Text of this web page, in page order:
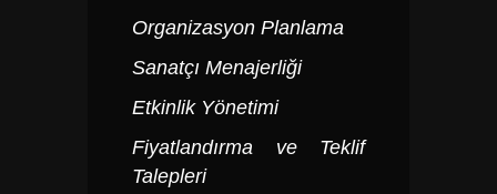
Organizasyon Planlama
Sanatçı Menajerliği
Etkinlik Yönetimi
Fiyatlandırma ve Teklif
Talepleri